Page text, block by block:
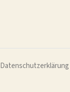
Datenschutzerklärung